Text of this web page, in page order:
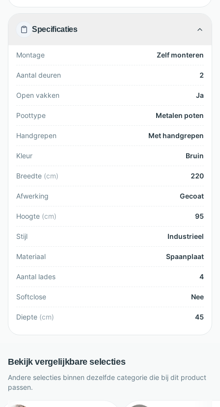
Specificaties
Montage Zelf monteren
Aantal deuren 2
Open vakken Ja
Poottype Metalen poten
Handgrepen Met handgrepen
Kleur Bruin
Breedte (cm) 220
Afwerking Gecoat
Hoogte (cm) 95
Stijl Industrieel
Materiaal Spaanplaat
Aantal lades 4
Softclose Nee
Diepte (cm) 45
Bekijk vergelijkbare selecties
Andere selecties binnen dezelfde categorie die bij dit product
passen.